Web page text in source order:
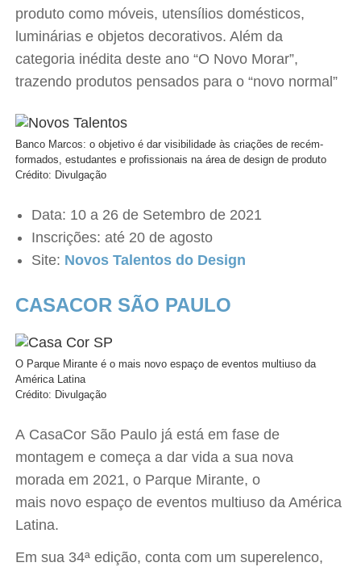
produto como móveis, utensílios domésticos,
luminárias e objetos decorativos. Além da
categoria inédita deste ano “O Novo Morar”,
trazendo produtos pensados para o “novo normal”
Banco Marcos: o objetivo é dar visibilidade às criações de recém-
formados, estudantes e profissionais na área de design de produto
Crédito: Divulgação
Data: 10 a 26 de Setembro de 2021
Inscrições: até 20 de agosto
Site: Novos Talentos do Design
CASACOR SÃO PAULO
O Parque Mirante é o mais novo espaço de eventos multiuso da
América Latina
Crédito: Divulgação
A CasaCor São Paulo já está em fase de
montagem e começa a dar vida a sua nova
morada em 2021, o Parque Mirante, o
mais novo espaço de eventos multiuso da América
Latina.
Em sua 34ª edição, conta com um superelenco,